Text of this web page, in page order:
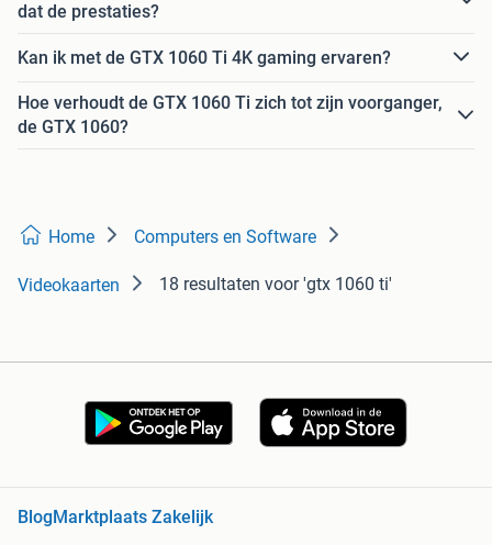
dat de prestaties?
Kan ik met de GTX 1060 Ti 4K gaming ervaren?
Hoe verhoudt de GTX 1060 Ti zich tot zijn voorganger,
de GTX 1060?
Home Computers en Software
Videokaarten 18 resultaten voor 'gtx 1060 ti'
Blog Marktplaats Zakelijk